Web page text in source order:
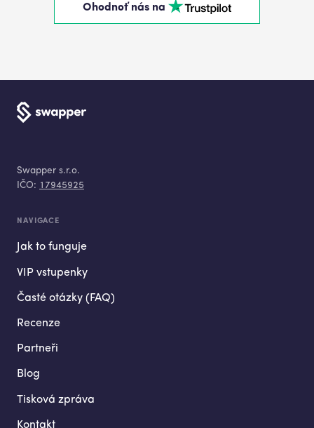
Ohodnoť nás na
Swapper s.r.o.
IČO: 17945925
NAVIGACE
Jak to funguje
VIP vstupenky
Časté otázky (FAQ)
Recenze
Partneři
Blog
Tisková zpráva
Kontakt